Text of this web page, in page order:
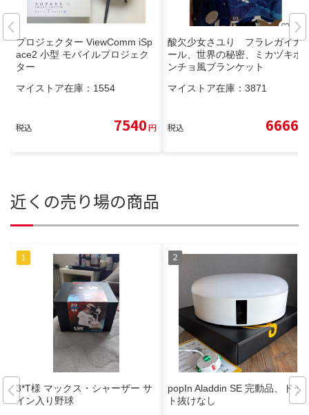
プロジェクター ViewComm iSp
ace2 小型 モバイルプロジェク
ター
マイストア在庫： 1554
税込 7540円
酸欠少女さユり フラレガイガ
ール、世界の秘密、ミカヅキポ
ンチョ風ブランケット
マイストア在庫： 3871
税込 6666
近くの売り場の商品
3*T様 マックス・シャーザー サ
イン入り野球
popIn Aladdin SE 完動品、ドッ
ト抜けなし